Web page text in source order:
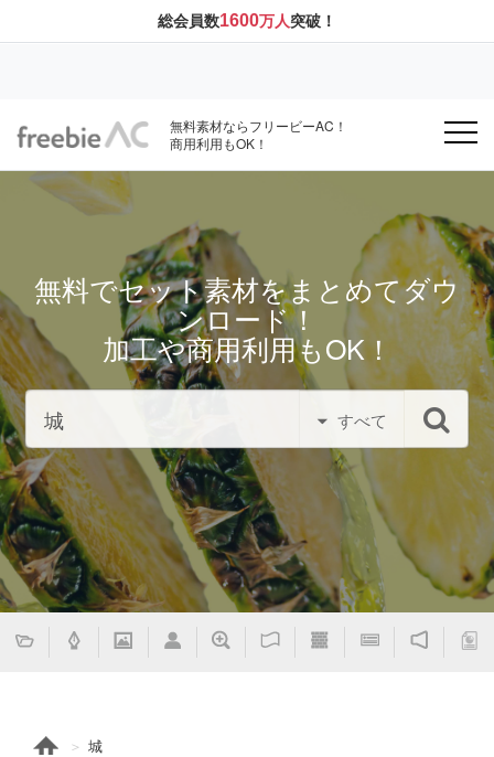
総会員数1600万人突破！
無料素材ならフリービーAC！
商用利用もOK！
無料でセット素材をまとめてダウ
ンロード！
加工や商用利用もOK！
すべて
城